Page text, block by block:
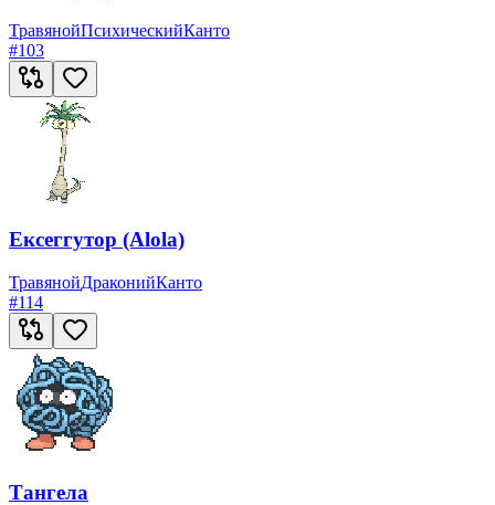
ТравянойПсихическийКанто
#103
Ексеггутор (Alola)
ТравянойДраконийКанто
#114
Тангела